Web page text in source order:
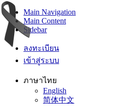
Main Navigation
Main Content
Sidebar
ลงทะเบียน
เข้าสู่ระบบ
ภาษาไทย
English
简体中文